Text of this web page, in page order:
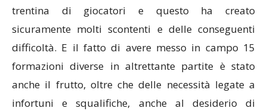
trentina di giocatori e questo ha creato
sicuramente molti scontenti e delle conseguenti
difficoltà. E il fatto di avere messo in campo 15
formazioni diverse in altrettante partite è stato
anche il frutto, oltre che delle necessità legate a
infortuni e squalifiche, anche al desiderio di